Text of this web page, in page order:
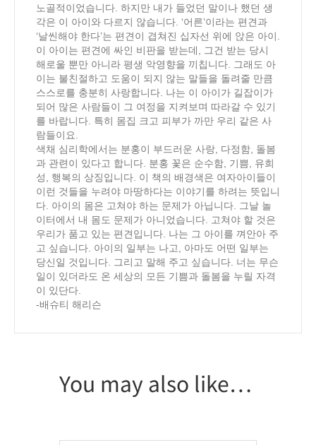
노골적이었습니다. 하지만 내가 들었던 말이나 했던 생
각은 이 아이와 다르지 않습니다. ‘어른’이라는 편견과
‘날씬해야 한다’는 편견이 겹쳐진 십자선 위에 앉은 아이.
이 아이는 편견에 싸인 비판을 받는데, 그건 받는 당시
해로울 뿐만 아니라 평생 악영향을 끼칩니다. 그래도 아
이는 불친절하고 도움이 되지 않는 말들을 돌려줄 만큼
스스로를 충분히 사랑합니다. 나는 이 아이가 길잡이가
되어 많은 사람들이 그 여정을 지켜보며 따라갈 수 있기
를 바랍니다. 특히 몸집 크고 피부가 까만 우리 같은 사
람들이요.
색채 심리학에서는 분홍이 부드러운 사랑, 다정함, 돌봄
과 관련이 있다고 합니다. 분홍 꽃은 순수함, 기쁨, 유희
성, 행복의 상징입니다. 이 책의 배경색은 여자아이들이
이런 것들을 누려야 마땅하다는 이야기를 하려는 뜻입니
다. 아이의 몸은 고쳐야 하는 문제가 아닙니다. 그날 놀
이터에서 내 몸도 문제가 아니었습니다. 고쳐야 할 것은
우리가 품고 있는 편견입니다. 나는 그 아이를 껴안아 주
고 싶습니다. 아이의 일부는 나고, 아마도 어떤 일부는
당신일 것입니다. 그리고 말해 주고 싶습니다. 너는 무슨
일이 있더라도 온 세상의 모든 기쁨과 돌봄을 누릴 자격
이 있단다.
-배슈티 해리슨
You may also like…